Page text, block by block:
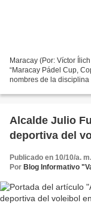
Maracay (Por: Víctor
“Maracay Pádel Cup,
nombres de la
Alcalde Julio
deportiva del
Publicado en 10/10/a.
Por Blog Informativo